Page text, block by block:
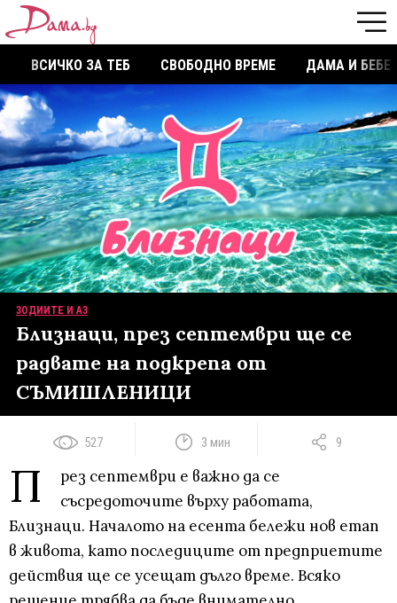
ВСИЧКО ЗА ТЕБ СВОБОДНО ВРЕМЕ ДАМА И БЕБЕ
ЗОДИИТЕ И АЗ
Близнаци, през септември ще се
радвате на подкрепа от
СЪМИШЛЕНИЦИ
527 3 мин 9
П
рез септември е важно да се
съсредоточите върху работата,
Близнаци. Началото на есента бележи нов етап
в живота, като последиците от предприетите
действия ще се усещат дълго време. Всяко